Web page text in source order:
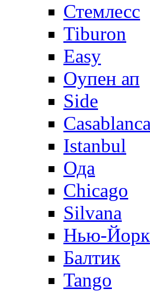
Стемлесс
Tiburon
Easy
Оупен ап
Side
Casablanca
Istanbul
Ода
Chicago
Silvana
Нью-Йорк
Балтик
Tango